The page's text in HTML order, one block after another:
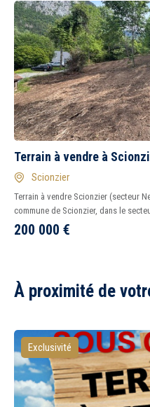
Terrain à vendre à
Scionzier
Terrain à vendre Scionzier (secteur
commune de Scionzier, dans le
200 000 €
À proximité de
Exclusivité